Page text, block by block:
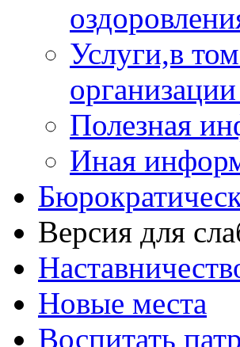
Услуги,в
Полезная
Иная
Версия для
Новые места
Воспитать